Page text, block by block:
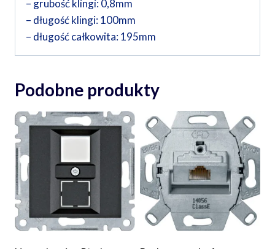
– grubość klingi: 0,8mm
– długość klingi: 100mm
– długość całkowita: 195mm
Podobne produkty